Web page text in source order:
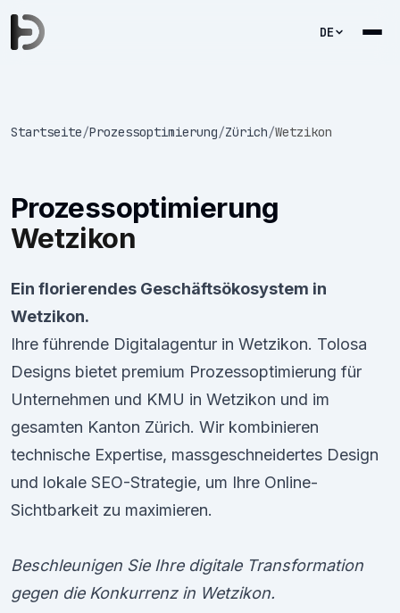
DE
Startseite/Prozessoptimierung/Zürich/Wetzikon
Prozessoptimierung
Wetzikon
Ein florierendes Geschäftsökosystem in
Wetzikon.
Ihre führende Digitalagentur in Wetzikon. Tolosa
Designs bietet premium Prozessoptimierung für
Unternehmen und KMU in Wetzikon und im
gesamten Kanton Zürich. Wir kombinieren
technische Expertise, massgeschneidertes Design
und lokale SEO-Strategie, um Ihre Online-
Sichtbarkeit zu maximieren.
Beschleunigen Sie Ihre digitale Transformation
gegen die Konkurrenz in Wetzikon.